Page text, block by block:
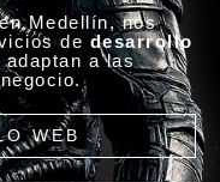
Medellín, nos
de desarrollo
adaptan a las
WEB